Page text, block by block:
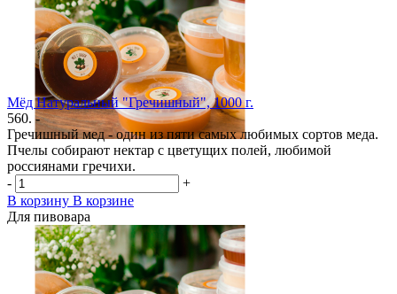
Мёд Натуральный "Гречишный", 1000 г.
560. -
Гречишный мед - один из пяти самых любимых сортов меда.
Пчелы собирают нектар с цветущих полей, любимой
россиянами гречихи.
-
+
В корзину В корзине
Для пивовара